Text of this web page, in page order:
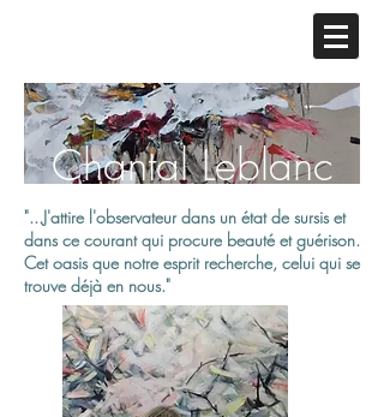
Chantal Leblanc
"...J'attire l'observateur dans un état de sursis et
dans ce courant qui procure beauté et guérison.
Cet oasis que notre esprit recherche, celui qui se
trouve déjà en nous."